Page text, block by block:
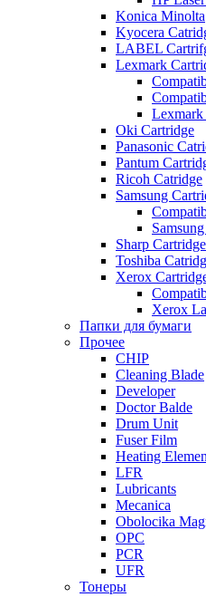
Konica Minolta
Kyocera
LABEL
Lexmark
Lexmark
Oki Cartridge
Panasonic
Pantum
Ricoh Catridge
Samsung
Sharp Cartridge
Toshiba
Xerox
Xerox
Папки для бумаги
Прочее
CHIP
Cleaning Blade
Developer
Doctor Balde
Drum Unit
Fuser Film
Heating
LFR
Lubricants
Mecanica
Obolocika
OPC
PCR
UFR
Тонеры